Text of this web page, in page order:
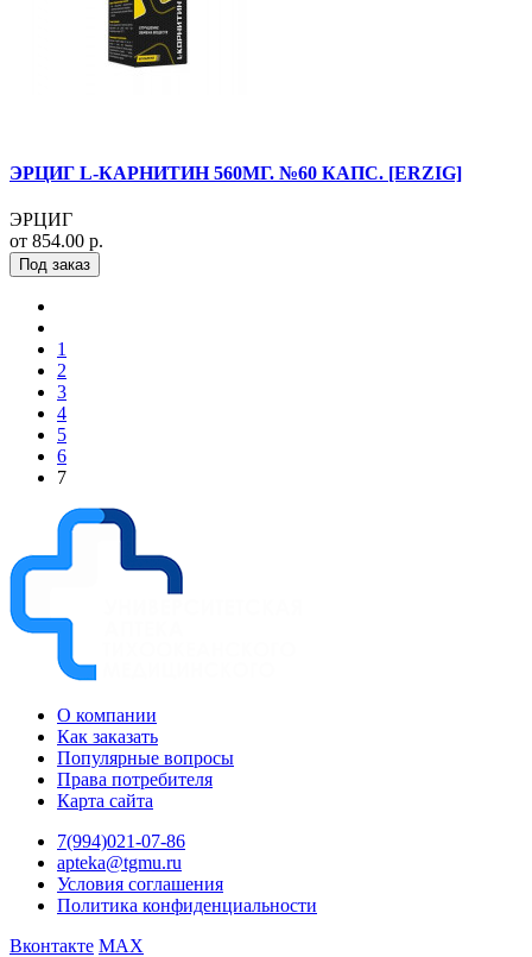
ЭРЦИГ L-КАРНИТИН 560МГ. №60 КАПС. [ERZIG]
ЭРЦИГ
от 854.00 р.
Под заказ
1
2
3
4
5
6
7
О компании
Как заказать
Популярные вопросы
Права потребителя
Карта сайта
7(994)021-07-86
apteka@tgmu.ru
Условия соглашения
Политика конфиденциальности
Вконтакте MAX